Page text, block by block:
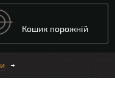
Кошик порожній